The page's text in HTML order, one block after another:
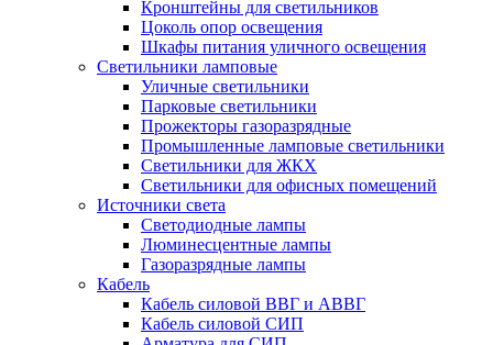
Кронштейны для светильников
Цоколь опор освещения
Шкафы питания уличного освещения
Светильники ламповые
Уличные светильники
Парковые светильники
Прожекторы газоразрядные
Промышленные ламповые светильники
Светильники для ЖКХ
Светильники для офисных помещений
Источники света
Светодиодные лампы
Люминесцентные лампы
Газоразрядные лампы
Кабель
Кабель силовой ВВГ и АВВГ
Кабель силовой СИП